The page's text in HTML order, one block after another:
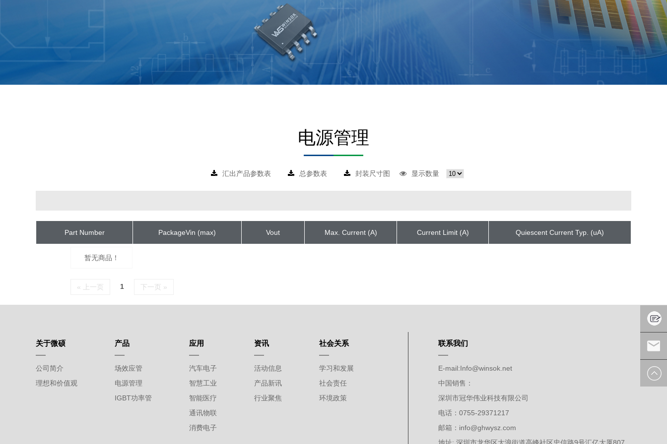
电源管理
汇出产品参数表 总参数表 封装尺寸图 显示数量
Part Number PackageVin (max) Vout Max. Current (A) Current Limit (A) Quiescent Current Typ. (uA)
暂无商品！
« 上一页 1 下一页 »
关于微硕
公司简介
理想和价值观
产品
场效应管
电源管理
IGBT功率管
应用
汽车电子
智慧工业
智能医疗
通讯物联
消费电子
资讯
活动信息
产品新讯
行业聚焦
社会关系
学习和发展
社会责任
环境政策
联系我们
E-mail:Info@winsok.net
中国销售：
深圳市冠华伟业科技有限公司
电话：0755-29371217
邮箱：info@ghwysz.com
在线留
发送邮